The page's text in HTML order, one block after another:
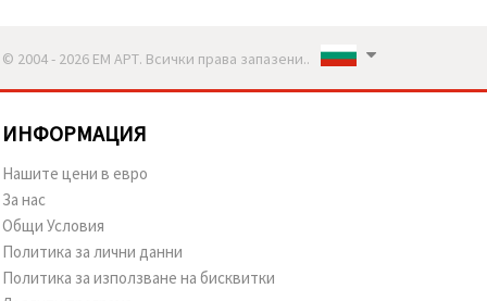
© 2004 - 2026 ЕМ АРТ. Всички права запазени..
ИНФОРМАЦИЯ
Нашите цени в евро
За нас
Общи Условия
Политика за лични данни
Политика за използване на бисквитки